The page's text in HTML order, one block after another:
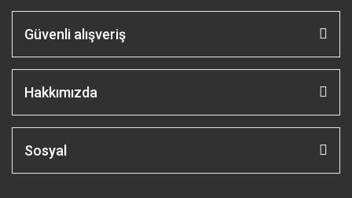
Güvenli alışveriş
Hakkımızda
Sosyal